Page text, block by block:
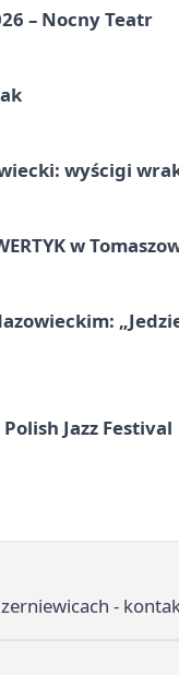
– Nocny Teatr
wyścigi
w
Jazz Festival
-